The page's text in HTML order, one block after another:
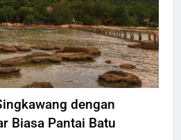
dengan
Biasa Pantai Batu